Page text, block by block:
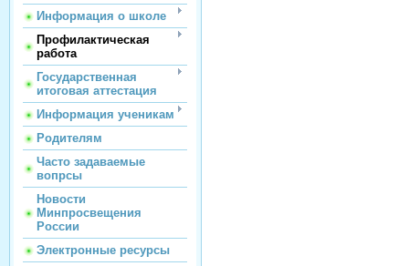
Информация о школе
Профилактическая
работа
Государственная
итоговая аттестация
Информация ученикам
Родителям
Часто задаваемые
вопрсы
Новости
Минпросвещения
России
Электронные ресурсы